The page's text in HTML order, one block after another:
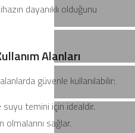
dayanıklı olduğunu
Alanları
güvenle kullanılabilir:
suyu temini için idealdir.
sağlar.